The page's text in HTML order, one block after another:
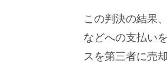
この判決の結果
などへの支払い
スを第三者に売